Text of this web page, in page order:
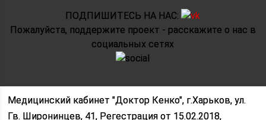
ПОДПИШИТЕСЬ НА НАС:
Пожалуйста, поддержите проект - расскажите о нас в
социальных сетях
Медицинский кабинет "Доктор Кенко", г.Харьков, ул.
Гв. Широнинцев, 41, Регестрация от 15.02.2018,